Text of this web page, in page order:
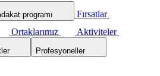
programı
Fırsatlar
Ortaklarımız Aktiviteler
Profesyoneller